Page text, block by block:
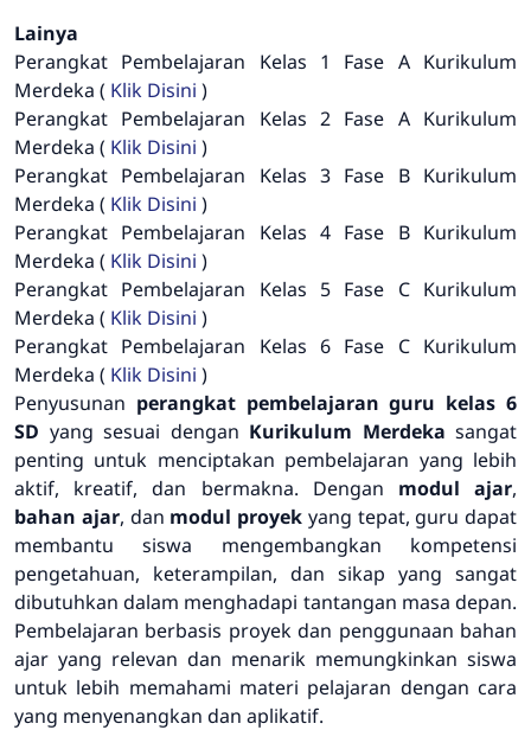
Lainya
Perangkat Pembelajaran Kelas 1 Fase A Kurikulum
Merdeka ( Klik Disini )
Perangkat Pembelajaran Kelas 2 Fase A Kurikulum
Merdeka ( Klik Disini )
Perangkat Pembelajaran Kelas 3 Fase B Kurikulum
Merdeka ( Klik Disini )
Perangkat Pembelajaran Kelas 4 Fase B Kurikulum
Merdeka ( Klik Disini )
Perangkat Pembelajaran Kelas 5 Fase C Kurikulum
Merdeka ( Klik Disini )
Perangkat Pembelajaran Kelas 6 Fase C Kurikulum
Merdeka ( Klik Disini )
Penyusunan perangkat pembelajaran guru kelas 6
SD yang sesuai dengan Kurikulum Merdeka sangat
penting untuk menciptakan pembelajaran yang lebih
aktif, kreatif, dan bermakna. Dengan modul ajar,
bahan ajar, dan modul proyek yang tepat, guru dapat
membantu siswa mengembangkan kompetensi
pengetahuan, keterampilan, dan sikap yang sangat
dibutuhkan dalam menghadapi tantangan masa depan.
Pembelajaran berbasis proyek dan penggunaan bahan
ajar yang relevan dan menarik memungkinkan siswa
untuk lebih memahami materi pelajaran dengan cara
yang menyenangkan dan aplikatif.